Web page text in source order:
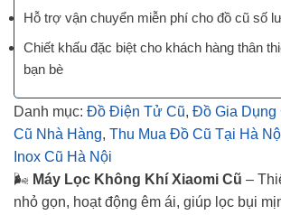
Hỗ trợ vận chuyển miễn phí cho đồ cũ số
Chiết khấu đặc biệt cho khách hàng thân
bạn bè
Danh mục: Đồ Điện Tử Cũ, Đồ Gia Dụng
Cũ Nhà Hàng, Thu Mua Đồ Cũ Tại Hà
Inox Cũ Hà Nội
🌬️ Máy Lọc Không Khí Xiaomi Cũ –
nhỏ gọn, hoạt động êm ái, giúp lọc bụi